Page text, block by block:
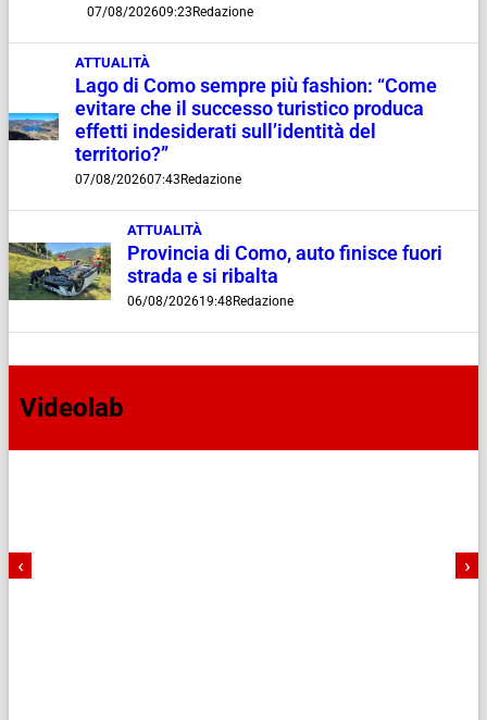
07/08/202609:23 Redazione
ATTUALITÀ
Lago di Como sempre più fashion: “Come
evitare che il successo turistico produca
effetti indesiderati sull’identità del
territorio?”
07/08/202607:43 Redazione
ATTUALITÀ
Provincia di Como, auto finisce fuori
strada e si ribalta
06/08/202619:48 Redazione
Videolab
‹ ›